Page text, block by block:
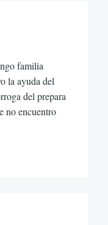
familia
la ayuda del
del prepara
no encuentro